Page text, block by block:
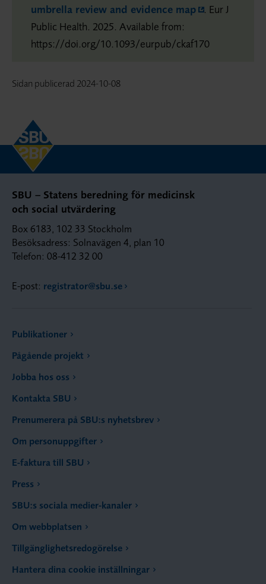
umbrella review and evidence map . Eur J
Public Health. 2025. Available from:
https://doi.org/10.1093/eurpub/ckaf170
Sidan publicerad 2024-10-08
SBU – Statens beredning för medicinsk
och social utvärdering
Box 6183, 102 33 Stockholm
Besöksadress: Solnavägen 4, plan 10
Telefon: 08-412 32 00
E-post: registrator@sbu.se
Publikationer
Pågående projekt
Jobba hos oss
Kontakta SBU
Prenumerera på SBU:s nyhetsbrev
Om personuppgifter
E-faktura till SBU
Press
SBU:s sociala medier-kanaler
Om webbplatsen
Tillgänglighetsredogörelse
Hantera dina cookie inställningar